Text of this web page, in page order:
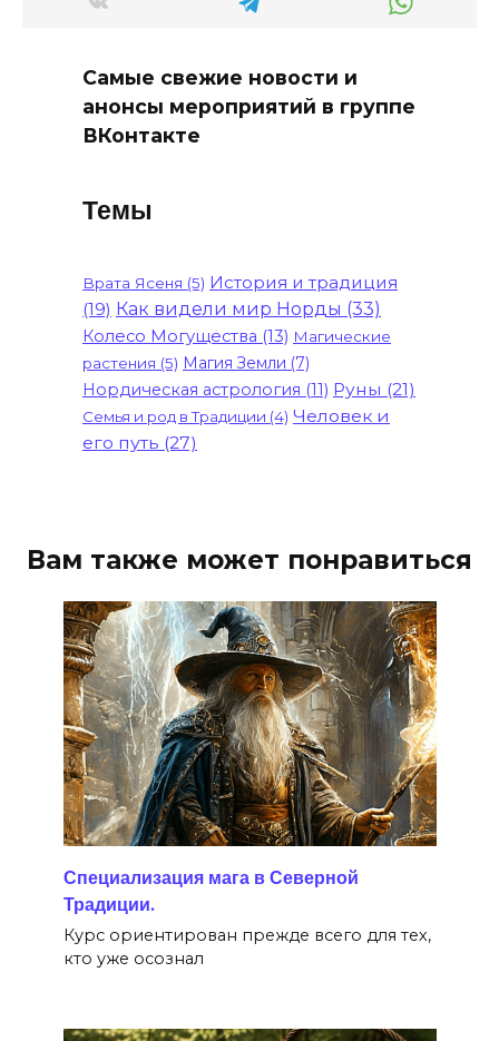
Самые свежие новости и
анонсы мероприятий в группе
ВКонтакте
Темы
Врата Ясеня (5) История и традиция
(19) Как видели мир Норды (33)
Колесо Могущества (13) Магические
растения (5) Магия Земли (7)
Нордическая астрология (11) Руны (21)
Семья и род в Традиции (4) Человек и
его путь (27)
Вам также может понравиться
Специализация мага в Северной
Традиции.
Курс ориентирован прежде всего для тех,
кто уже осознал